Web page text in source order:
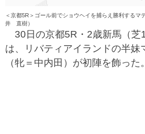
＜京都5R＞ゴール前でショウヘイを捕らえ勝利する
井 直樹）
30日の京都5R・2歳新馬（芝
は、リバティアイランドの半妹
（牝＝中内田）が初陣を飾った。